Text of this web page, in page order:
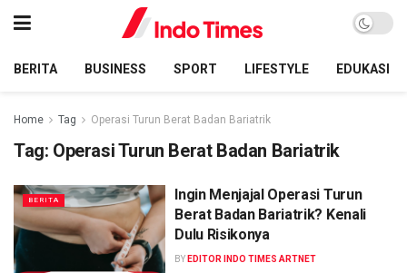
BERITA BUSINESS SPORT LIFESTYLE EDUKASI
Home Tag Operasi Turun Berat Badan Bariatrik
Tag: Operasi Turun Berat Badan Bariatrik
BERITA
Ingin Menjajal Operasi Turun
Berat Badan Bariatrik? Kenali
Dulu Risikonya
BY EDITOR INDO TIMES ARTNET